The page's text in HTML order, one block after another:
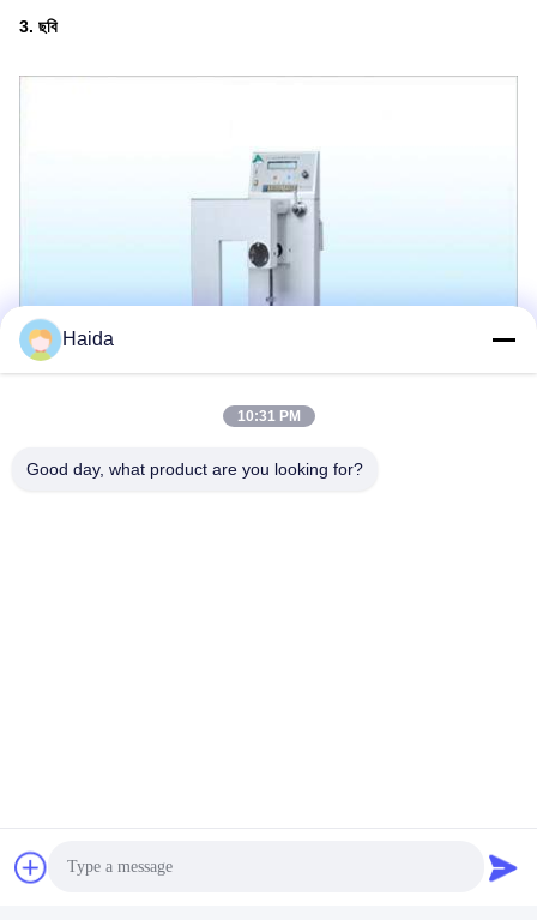
3. ছবি
রুম 105, বিল্ডিং F4, জেলা F, তিয়ানান ডিজিটাল সিটি, নানচেং জেলা, ডংগুয়ান সিটি,
Haida
10:31 PM
Good day, what product are you looking for?